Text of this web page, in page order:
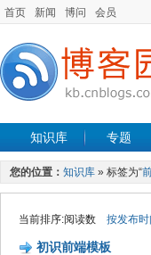
首页 新闻 博问 会员
知识库 专题
您的位置： 知识库 » 标签为“
当前排序:阅读数 按发布时
初识前端模板